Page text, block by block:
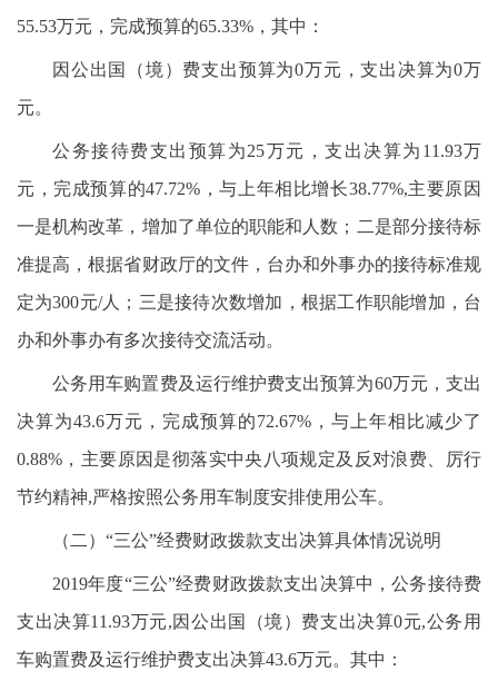
55.53万元，完成预算的65.33%，其中：
因公出国（境）费支出预算为0万元，支出决算为0万
元。
公务接待费支出预算为25万元，支出决算为11.93万
元，完成预算的47.72%，与上年相比增长38.77%,主要原因
一是机构改革，增加了单位的职能和人数；二是部分接待标
准提高，根据省财政厅的文件，台办和外事办的接待标准规
定为300元/人；三是接待次数增加，根据工作职能增加，台
办和外事办有多次接待交流活动。
公务用车购置费及运行维护费支出预算为60万元，支出
决算为43.6万元，完成预算的72.67%，与上年相比减少了
0.88%，主要原因是彻落实中央八项规定及反对浪费、厉行
节约精神,严格按照公务用车制度安排使用公车。
（二）“三公”经费财政拨款支出决算具体情况说明
2019年度“三公”经费财政拨款支出决算中，公务接待费
支出决算11.93万元,因公出国（境）费支出决算0元,公务用
车购置费及运行维护费支出决算43.6万元。其中：